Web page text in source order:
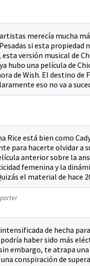
merecía mucha
si esta
versión musical de
hubo una película de
de Wish. El destino de
eso no va a
Rice está bien como
para hacerte olvidar a
anterior sobre la
femenina y la
el material de hace
de hecha
haber sido más
embargo, te atrapa
conspiración de